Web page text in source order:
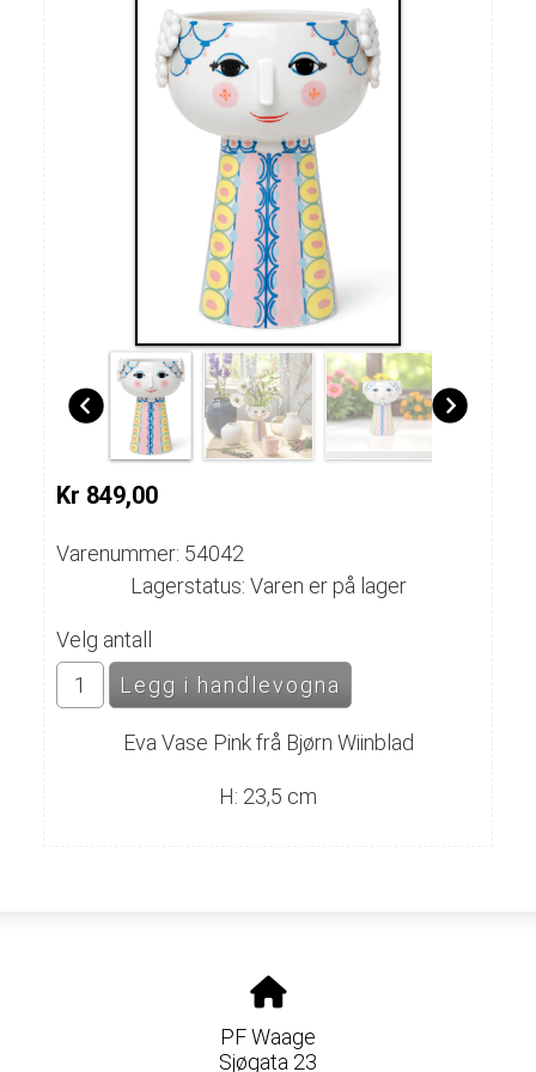
Kr 849,00
Varenummer: 54042
Lagerstatus: Varen er på lager
Velg antall
Eva Vase Pink frå Bjørn Wiinblad
H: 23,5 cm
PF Waage
Sjøgata 23